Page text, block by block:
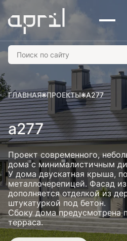
ГЛАВНАЯ ПРОЕКТЫ А277
а277
Проект современного,
дома с минималистичным
У дома двускатная крыша,
металлочерепицей. Фасад
дополняется отделкой из
штукатуркой под бетон.
Сбоку дома предусмотрена
терраса.